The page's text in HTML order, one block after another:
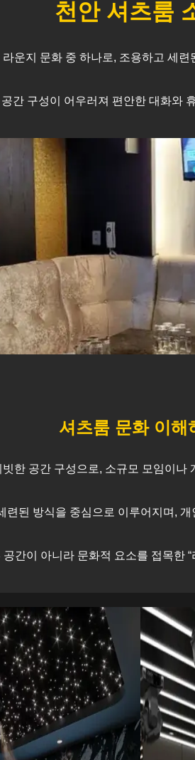
천안셔츠룸
운지 문화 중 하나로, 조용하고 세
간 구성이 어우러져 편안한 대화와
셔츠룸 문화 이해
한 공간 구성으로, 소규모 모임이
련된 방식을 중심으로 이루어지며,
간이 아니라 문화적 요소를 접목한